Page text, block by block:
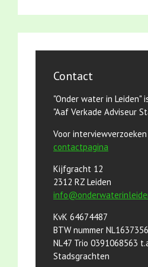
Contact
"Onder water in Leiden"
"Aaf Verkade Adviseur
Voor
contactpagina
Kijfgracht 12
2312 RZ Leiden
KvK 64674487
BTW nummer
NL47 Trio 0391068563
Stadsgrachten